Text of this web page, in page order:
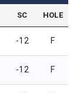
SC HOLE
-12 F
-12 F